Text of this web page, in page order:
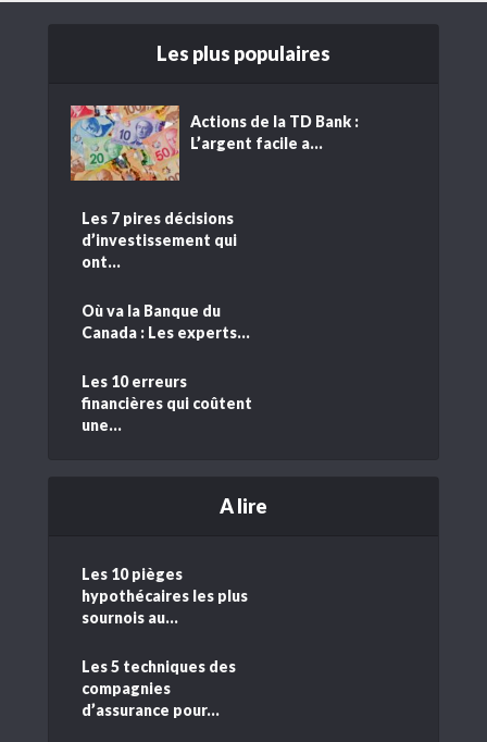
Les plus populaires
Actions de la TD Bank :
L’argent facile a...
Les 7 pires décisions
d’investissement qui
ont...
Où va la Banque du
Canada : Les experts...
Les 10 erreurs
financières qui coûtent
une...
A lire
Les 10 pièges
hypothécaires les plus
sournois au...
Les 5 techniques des
compagnies
d’assurance pour...